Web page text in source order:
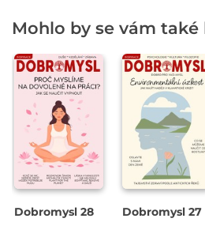
Mohlo by se vám
Dobromysl 28 Dobromysl 27